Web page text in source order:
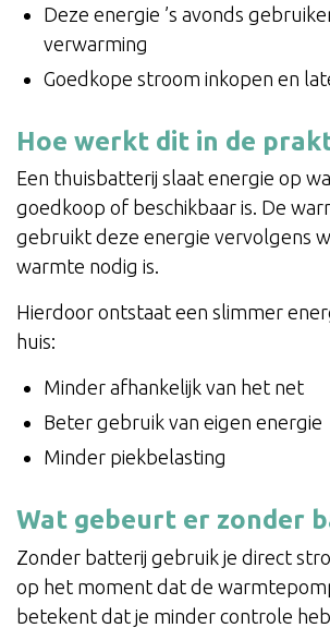
Deze energie ’s avonds
verwarming
Goedkope stroom inkopen en
Hoe werkt dit in de
Een thuisbatterij slaat energie op
goedkoop of beschikbaar is. De
gebruikt deze energie vervolgens
warmte nodig is.
Hierdoor ontstaat een slimmer
huis:
Minder afhankelijk van het net
Beter gebruik van eigen energie
Minder piekbelasting
Wat gebeurt er zonder
Zonder batterij gebruik je direct
op het moment dat de
betekent dat je minder controle